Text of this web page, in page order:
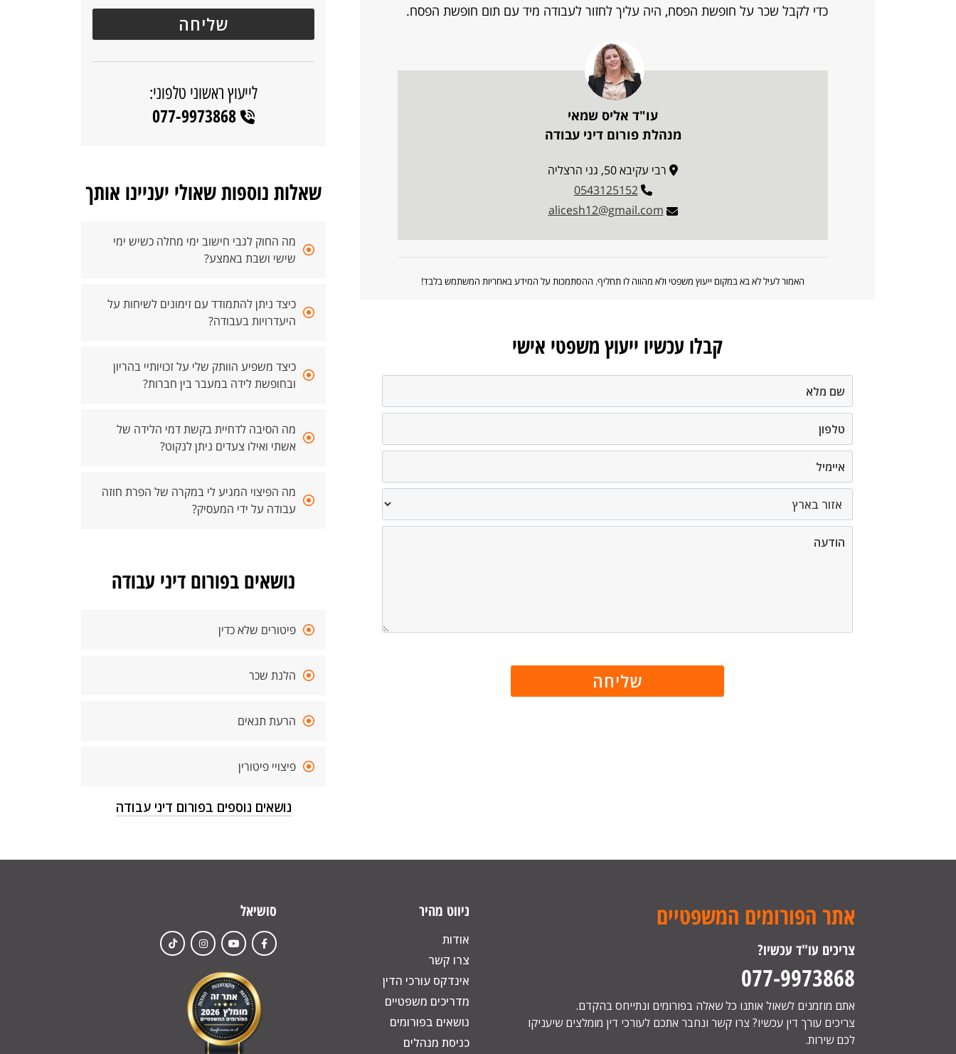
כדי לקבל שכר על חופשת הפסח, היה עליך לחזור לעבודה מיד עם תום חופשת הפסח.
עו"ד אליס שמאי
מנהלת פורום דיני עבודה
רבי עקיבא 50, גני הרצליה
0543125152
alicesh12@gmail.com
האמור לעיל לא בא במקום ייעוץ משפטי ולא מהווה לו תחליף. ההסתמכות על המידע באחריות המשתמש בלבד!
קבלו עכשיו ייעוץ משפטי אישי
לייעוץ ראשוני טלפוני:
077-9973868
שאלות נוספות שאולי יעניינו אותך
מה החוק לגבי חישוב ימי מחלה כשיש ימי
שישי ושבת באמצע?
כיצד ניתן להתמודד עם זימונים לשיחות על
היעדרויות בעבודה?
כיצד משפיע הוותק שלי על זכויותיי בהריון
ובחופשת לידה במעבר בין חברות?
מה הסיבה לדחיית בקשת דמי הלידה של
אשתי ואילו צעדים ניתן לנקוט?
מה הפיצוי המגיע לי במקרה של הפרת חוזה
עבודה על ידי המעסיק?
נושאים בפורום דיני עבודה
פיטורים שלא כדין
הלנת שכר
הרעת תנאים
פיצויי פיטורין
נושאים נוספים בפורום דיני עבודה
אתר הפורומים המשפטיים
צריכים עו"ד עכשיו?
077-9973868
אתם מוזמנים לשאול אותנו כל שאלה בפורומים ונתייחס בהקדם.
צריכים עורך דין עכשיו? צרו קשר ונחבר אתכם לעורכי דין מומלצים שיעניקו
לכם שירות.
ניווט מהיר
אודות
צרו קשר
אינדקס עורכי הדין
מדריכים משפטיים
נושאים בפורומים
כניסת מנהלים
סושיאל